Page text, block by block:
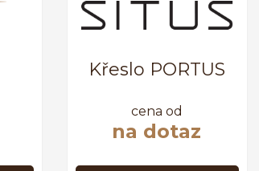
Křeslo PORTUS
cena od
na dotaz